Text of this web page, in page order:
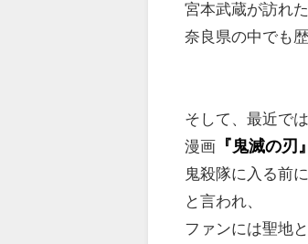
宮本武蔵が訪れ
奈良県の中でも
そして、最近では
漫画 『鬼滅の刃』
鬼殺隊に入る前
と言われ、
ファンには聖地